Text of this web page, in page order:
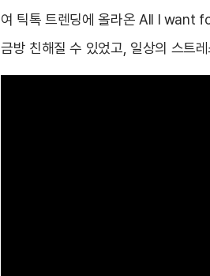
여 틱톡 트렌딩에 올라온 All I want
금방 친해질 수 있었고, 일상의 스트